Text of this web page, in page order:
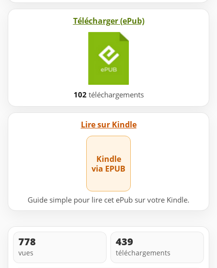
Télécharger (ePub)
102 téléchargements
Lire sur Kindle
Kindle
via EPUB
Guide simple pour lire cet ePub sur votre Kindle.
778
vues
439
téléchargements